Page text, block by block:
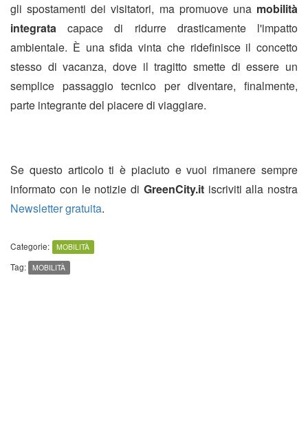
gli spostamenti dei visitatori, ma promuove una mobilità
integrata capace di ridurre drasticamente l'impatto
ambientale. È una sfida vinta che ridefinisce il concetto
stesso di vacanza, dove il tragitto smette di essere un
semplice passaggio tecnico per diventare, finalmente,
parte integrante del piacere di viaggiare.
Se questo articolo ti è piaciuto e vuoi rimanere sempre
informato con le notizie di GreenCity.itiscriviti alla nostra
Newsletter gratuita.
Categorie: MOBILITÀ
Tag: MOBILITÀ